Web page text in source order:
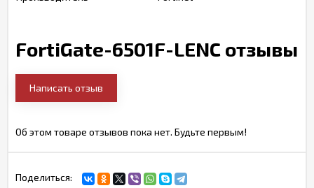
FortiGate-6501F-LENC отзывы
Написать отзыв
Об этом товаре отзывов пока нет. Будьте первым!
Поделиться: